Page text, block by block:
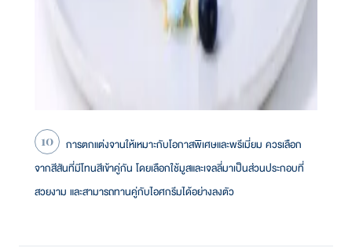
การตกแต่งจานให้เหมาะกับโอกาสพิเศษและพรีเมี่ยม ควรเลือก
จากสีสันที่มีโทนสีเข้าคู่กัน โดยเลือกใช้มูสและเจลลี่มาเป็นส่วนประกอบที่
สวยงาม และสามารถทานคู่กับไอศกรีมได้อย่างลงตัว